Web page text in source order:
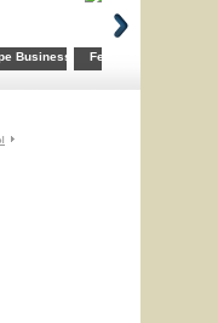
Business ShoolFerrieries School